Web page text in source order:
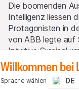
Die boomenden
Intelligenz liessen
Protagonisten in
von ABB legte auf
Intuitive Surgical
Nvidia konnten
respektive
auch bestens am
Willkommen bei
Sprache wählen DE